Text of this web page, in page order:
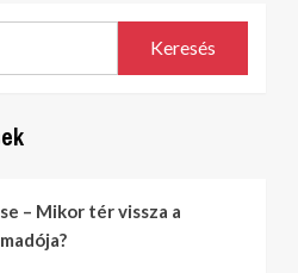
Keresés
– Mikor tér vissza a